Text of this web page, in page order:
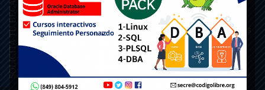
Con más de 15 años de experiencia en el mercado, brindamos
la confianza y la capacidad para ofrecer las capacitaciones.
SOLICITA TU BECA YA!